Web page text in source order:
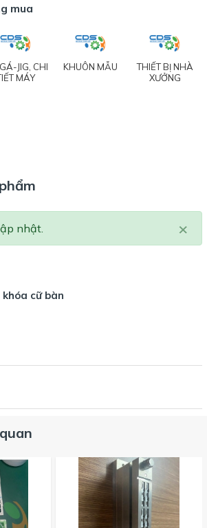
mua
JIG, CHI
MÁY
KHUÔN MẪU
THIẾT BỊ NHÀ
XƯỞNG
×
nhật.
khóa cữ bàn